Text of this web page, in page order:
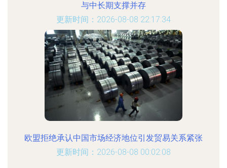
与中长期支撑并存
更新时间：2026-08-08 22:17:34
欧盟拒绝承认中国市场经济地位引发贸易关系紧张
更新时间：2026-08-08 00:02:08